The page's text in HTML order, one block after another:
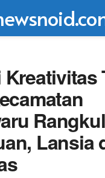
Lansia